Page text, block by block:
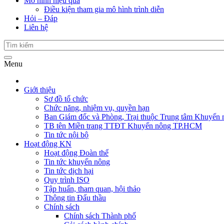
Điều kiện tham gia mô hình trình diễn
Hỏi – Đáp
Liên hệ
Menu
Giới thiệu
Sơ đồ tổ chức
Chức năng, nhiệm vụ, quyền hạn
Ban Giám đốc và Phòng, Trại thuộc Trung tâm Khuyến
TB tên Miền trang TTĐT Khuyến nông TP.HCM
Tin tức nội bộ
Hoạt động KN
Hoạt động Đoàn thể
Tin tức khuyến nông
Tin tức dịch hại
Quy trình ISO
Tập huấn, tham quan, hội thảo
Thông tin Đấu thầu
Chính sách
Chính sách Thành phố